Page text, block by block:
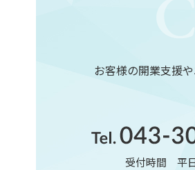
お客様の開業支援
受付時間 平